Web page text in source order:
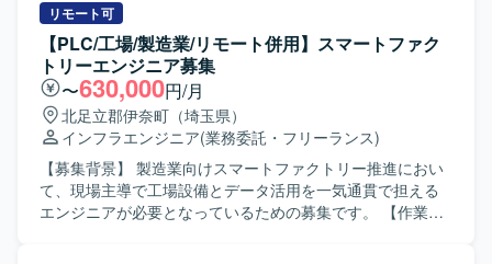
とで、クラウドDWHやETL、ジョブ管理の実務経験を一貫
して積むことができます。大規模なデータ処理基盤の運用
ノウハウを獲得できるほか、今後需要が高まるクラウドデ
ータエンジニアリング領域のスキル向上にもつながる環境
です。 【開発環境】 Azure Databricksを中心としたクラウ
ドDWH・ETL基盤上で、Bronze/Silver/Gold構造によるデー
タ加工を行っております。ジョブ管理にはSystemwalkerを
利用しており、可視化基盤としてはDomoを採用していま
す。
応、WindowsおよびLinuxサーバに対するバックアップ作業
や復旧対応などを担当していただきます。また、24時間365
日のシフト体制の中で、手順に基づいた定常運用や各種記
録・報告作業も実施していただきます。 【求める人物像】
金融機関向けシステムの特性を理解し、慎重かつ正確に作
業できる方を求めております。マニュアルや手順書に沿っ
た作業だけでなく、現場の状況に応じて柔軟に対応し、関
係者と円滑にコミュニケーションを取りながら運用を進め
ていただける方が望ましいです。 【ポジションの魅力】 大
規模な銀行向け仮想基盤の運用に携わることで、VMwareを
リモート可
【PLC/工場/製造業/リモート併用】スマートファク
トリーエンジニア募集
〜630,000円/月
北足立郡伊奈町（埼玉県）
インフラエンジニア(業務委託・フリーランス)
【募集背景】 製造業向けスマートファクトリー推進におい
て、現場主導で工場設備とデータ活用を一気通貫で担える
エンジニアが必要となっているための募集です。 【作業内